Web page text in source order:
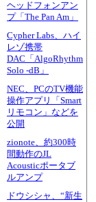
ヘッドフォンアン
プ「The Pan Am」
Cypher Labs、ハイ
レゾ携帯
DAC「AlgoRhythm
Solo -dB」
NEC、PCのTV機能
操作アプリ「Smart
リモコン」などを
公開
zionote、約300時
間動作のJL
Acousticポータブ
ルアンプ
ドウシシャ、“新生